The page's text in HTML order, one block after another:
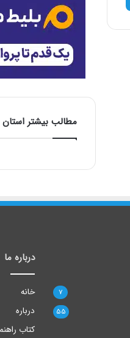
مطالب بیشتر استان
7
55
درباره ما
خانه
درباره
کتاب